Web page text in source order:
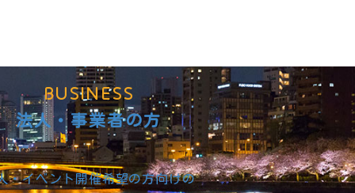
BUSINESS
法人・事業者の方
・イベント開催希望の方向けの